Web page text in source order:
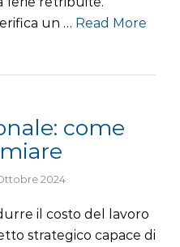
un … Read More
come
2024
il costo del lavoro
strategico capace di